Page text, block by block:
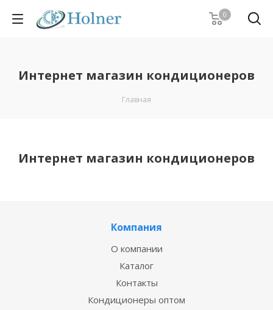
0
Интернет магазин кондиционеров
Главная
Интернет магазин кондиционеров
Компания
О компании
Каталог
Контакты
Кондиционеры оптом